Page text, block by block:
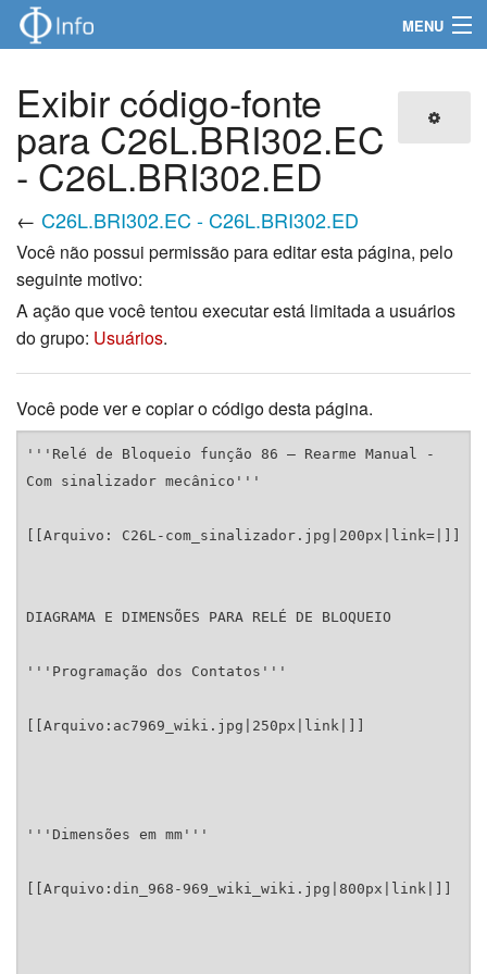
MENU
Produtos
Informações técnicas
Certificados e Manuais
Exibir código-fonte
para C26L.BRI302.EC
- C26L.BRI302.ED
← C26L.BRI302.EC - C26L.BRI302.ED
Você não possui permissão para editar esta página, pelo
seguinte motivo:
A ação que você tentou executar está limitada a usuários
do grupo: Usuários.
Você pode ver e copiar o código desta página.